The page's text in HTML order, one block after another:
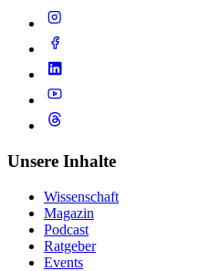
Unsere Inhalte
Wissenschaft
Magazin
Podcast
Ratgeber
Events